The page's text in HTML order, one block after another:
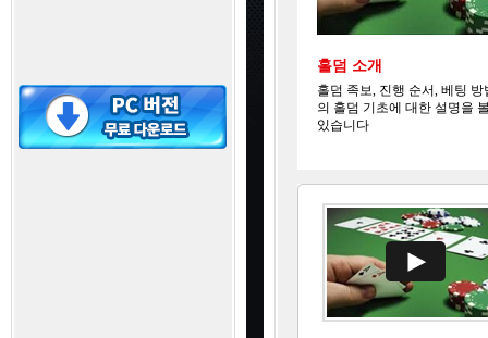
홀덤 소개
홀덤 족보, 진행 순서, 베팅 방
의 홀덤 기초에 대한 설명을
있습니다